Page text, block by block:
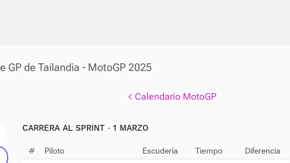
GP de Tailandia - MotoGP 2025
Calendario MotoGP
CARRERA AL SPRINT ‧ 1 MARZO
# Piloto Escudería Tiempo Diferencia